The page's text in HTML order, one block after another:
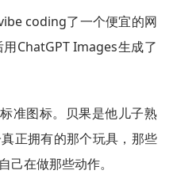
coding了一个便宜的网
ChatGPT Images生成了
准图标。贝果是他儿子熟
正拥有的那个玩具，那些
己在做那些动作。